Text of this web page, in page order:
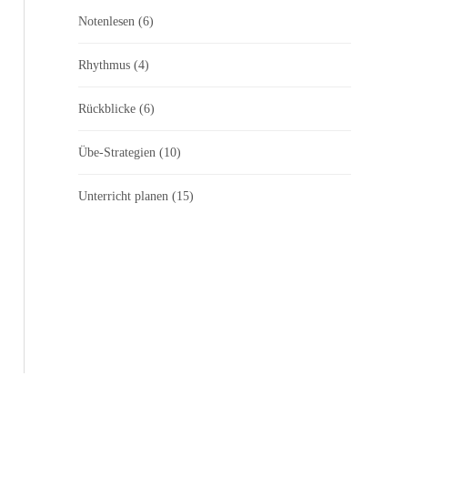
Notenlesen (6)
Rhythmus (4)
Rückblicke (6)
Übe-Strategien (10)
Unterricht planen (15)